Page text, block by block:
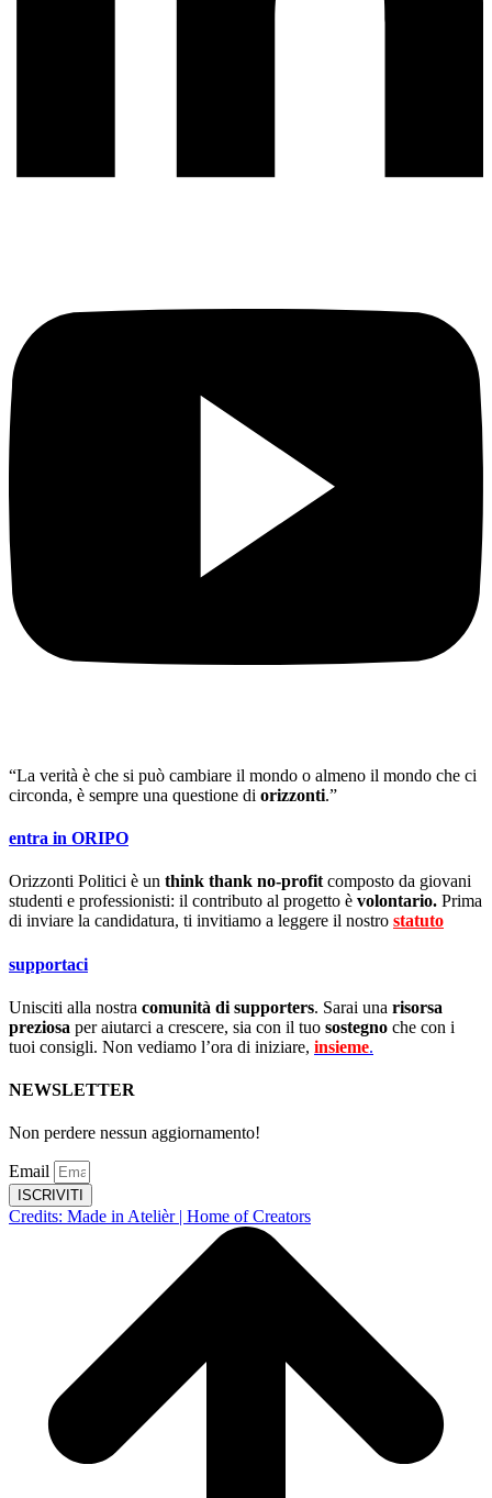
“La verità è che si può cambiare il mondo o almeno il mondo che ci
circonda, è sempre una questione di orizzonti.”
entra in ORIPO
Orizzonti Politici è un think thank no-profitcomposto da giovani
studenti e professionisti: il contributo al progetto è volontario. Prima
di inviare la candidatura, ti invitiamo a leggere il nostro statuto
supportaci
Unisciti alla nostra comunità di supporters. Sarai una risorsa
preziosa per aiutarci a crescere, sia con il tuo sostegno che con i
tuoi consigli. Non vediamo l’ora di iniziare, insieme.
NEWSLETTER
Non perdere nessun aggiornamento!
Email
ISCRIVITI
Credits: Made in Atelièr | Home of Creators